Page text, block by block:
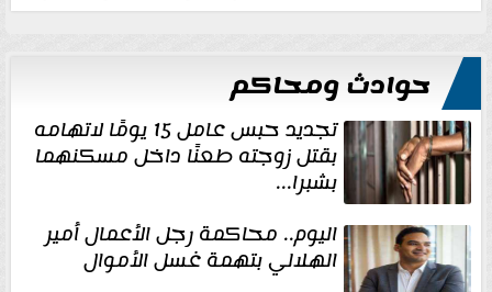
حوادث ومحاكم
تجديد حبس عامل 15 يومًا لاتهامه
بقتل زوجته طعنًا داخل مسكنهما
بشبرا...
اليوم.. محاكمة رجل الأعمال أمير
الهلالي بتهمة غسل الأموال